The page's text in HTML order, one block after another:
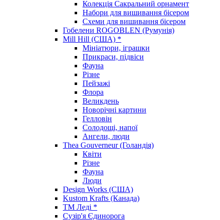
Колекція Сакральний орнамент
Набори для вишивання бісером
Схеми для вишивання бісером
Гобелени ROGOBLEN (Румунія)
Mill Hill (США) *
Мініатюри, іграшки
Прикраси, підвіси
Фауна
Різне
Пейзажі
Флора
Великдень
Новорічні картини
Гелловін
Солодощі, напої
Ангели, люди
Thea Gouverneur (Голандія)
Квіти
Різне
Фауна
Люди
Design Works (США)
Kustom Krafts (Канада)
ТМ Леді *
Сузір'я Єдинорога